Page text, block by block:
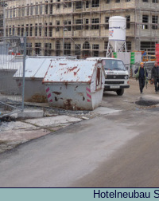
Hotelneubau